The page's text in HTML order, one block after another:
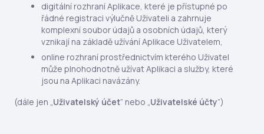
digitální rozhraní Aplikace, které je přístupné po
řádné registraci výlučně Uživateli a zahrnuje
komplexní soubor údajů a osobních údajů, který
vznikají na základě užívání Aplikace Uživatelem,
online rozhraní prostřednictvím kterého Uživatel
může plnohodnotně užívat Aplikaci a služby, které
jsou na Aplikaci navázány.
(dále jen „Uživatelský účet” nebo „Uživatelské účty”)